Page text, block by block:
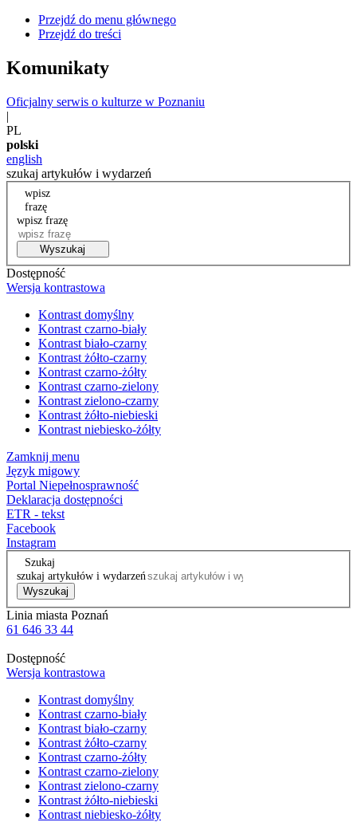
Przejdź do menu głównego
Przejdź do treści
Komunikaty
Oficjalny serwis o kulturze w Poznaniu
|
PL
polski
english
szukaj artykułów i wydarzeń
wpisz
frazę
wpisz frazę
Wyszukaj
Dostępność
Wersja kontrastowa
Kontrast domyślny
Kontrast czarno-biały
Kontrast biało-czarny
Kontrast żółto-czarny
Kontrast czarno-żółty
Kontrast czarno-zielony
Kontrast zielono-czarny
Kontrast żółto-niebieski
Kontrast niebiesko-żółty
Zamknij menu
Język migowy
Portal Niepełnosprawność
Deklaracja dostępności
ETR - tekst
Facebook
Instagram
Szukaj
szukaj artykułów i wydarzeń
Wyszukaj
Linia miasta Poznań
61 646 33 44
Dostępność
Wersja kontrastowa
Kontrast domyślny
Kontrast czarno-biały
Kontrast biało-czarny
Kontrast żółto-czarny
Kontrast czarno-żółty
Kontrast czarno-zielony
Kontrast zielono-czarny
Kontrast żółto-niebieski
Kontrast niebiesko-żółty